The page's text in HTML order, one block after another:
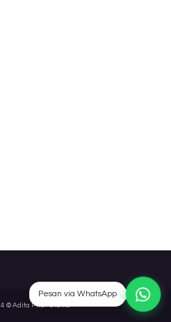
© Adita Pilar Utama
Pesan via WhatsApp